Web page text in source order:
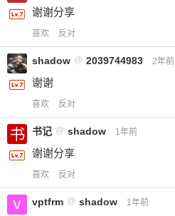
谢谢分享
喜欢 反对
shadow @ 2039744983 2年前
谢谢
喜欢 反对
书记 @ shadow 1年前
谢谢分享
喜欢 反对
vptfrm @ shadow 1年前